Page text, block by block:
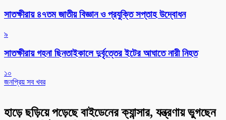
সাতক্ষীরায় ৪৭তম জাতীয় বিজ্ঞান ও প্রযুক্তি সপ্তাহ উদ্বোধন
৯
সাতক্ষীরায় গহনা ছিনতাইকালে দুর্বৃত্তের ইটের আঘাতে নারী নিহত
১০
জনপ্রিয় সব খবর
হাড়ে ছড়িয়ে পড়েছে বাইডেনের ক্যান্সার, যন্ত্রণায় ভুগছেন